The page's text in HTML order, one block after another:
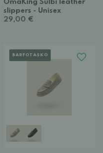
OmaKing Sulbi leather
slippers - Unisex
29,00 €
BARFOTASKO